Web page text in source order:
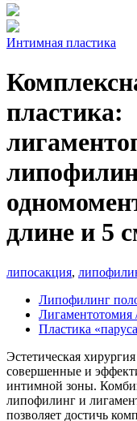
Интимная пластика
пластика:
длине и 5
липосакция,
Липофилинг
Лигаментотомия
Пластика «паруса
Эстетическая
совершенные и
интимной зоны.
липофилинг и
позволяет достичь